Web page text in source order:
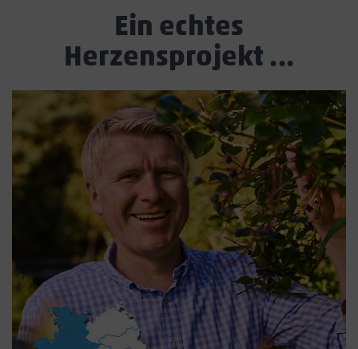
Ein echtes
Herzensprojekt ...